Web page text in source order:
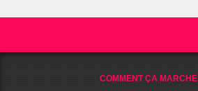
COMMENT ÇA MARCHE